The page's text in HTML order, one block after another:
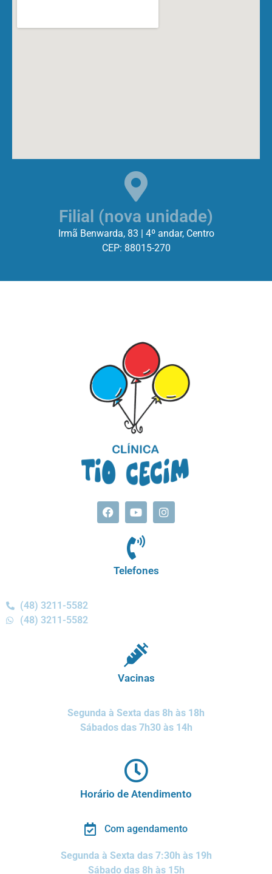
Filial (nova unidade)
Irmã Benwarda, 83 | 4º andar, Centro
CEP: 88015-270
Telefones
(48) 3211-5582
(48) 3211-5582
Vacinas
Segunda à Sexta das 8h às 18h
Sábados das 7h30 às 14h
Horário de Atendimento
Com agendamento
Segunda à Sexta das 7:30h às 19h
Sábado das 8h às 15h